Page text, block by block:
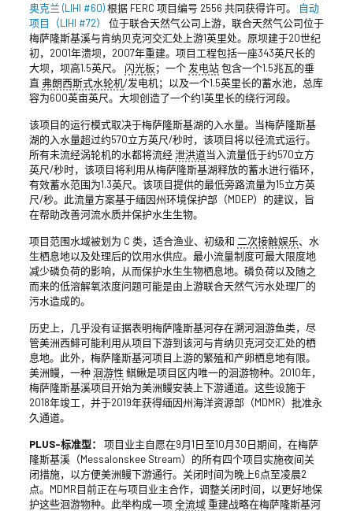
奥克兰 (LIHI #60)根据 FERC 项目编号 2556 共同获得许可。
自动
项目（LIHI #72）
位于联合天然气公司上游，联合天然气公司位于
梅萨隆斯基溪与肯纳贝克河交汇处上游1英里处。原坝建于20世纪
初，2001年溃坝，2007年重建。项目工程包括一座343英尺长的
大坝，坝高1.5英尺。 闪光板；一个 发电站包含一个1.5兆瓦的垂
直 弗朗西斯式水轮机/发电机；以及一个1.5英里长的蓄水池，总库
容为600英亩英尺。大坝创造了一个约1英里长的绕行河段。
该项目的运行模式取决于梅萨隆斯基湖的入水量。当梅萨隆斯基
湖的入水量超过约570立方英尺/秒时，该项目将以径流式运行。
所有未流经涡轮机的水都将流经泄洪道当入流量低于约570立方
英尺/秒时，该项目将利用从梅萨隆斯基湖释放的蓄水进行循环，
有效蓄水范围为1.3英尺。该项目提供的最低旁路流量为15立方英
尺/秒。此流量方案基于缅因州环境保护部（MDEP）的建议，旨
在帮助改善河流水质并保护水生生物。
项目范围水域被划为 C 类，适合渔业、初级和 二次接触娱乐、水
生栖息地以及处理后的饮用水供应。最小流量制度可最大限度地
减少磷负荷的影响，从而保护水生生物栖息地。磷负荷以及随之
而来的低溶解氧浓度问题可能是由上游联合天然气污水处理厂的
污水造成的。
历史上，几乎没有证据表明梅萨隆斯基河存在溯河洄游鱼类，尽
管美洲西鲱可能利用从项目下游到该河与肯纳贝克河交汇处的栖
息地。此外，梅萨隆斯基河项目上游的繁殖和产卵栖息地有限。
美洲鳗，一种洄游性 鲯鳅是项目区内唯一的洄游物种。2010年，
梅萨隆斯基溪项目开始为美洲鳗安装上下游通道。这些设施于
2018年竣工，并于2019年获得缅因州海洋资源部（MDMR）批准永
久通道。
PLUS-标准型：
项目业主自愿在9月1日至10月30日期间，在梅萨
隆斯基溪（Messalonskee Stream）的所有四个项目实施夜间关
闭措施，以方便美洲鳗下游通行。关闭时间为晚上6点至凌晨2
点。MDMR目前正在与项目业主合作，调整关闭时间，以更好地保
护这些洄游物种。此举构成一项全流域重建战略在梅萨隆斯基河